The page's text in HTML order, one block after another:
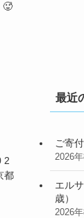
🥵
2
都
最近
ご寄
2026
エル
歳）
2026